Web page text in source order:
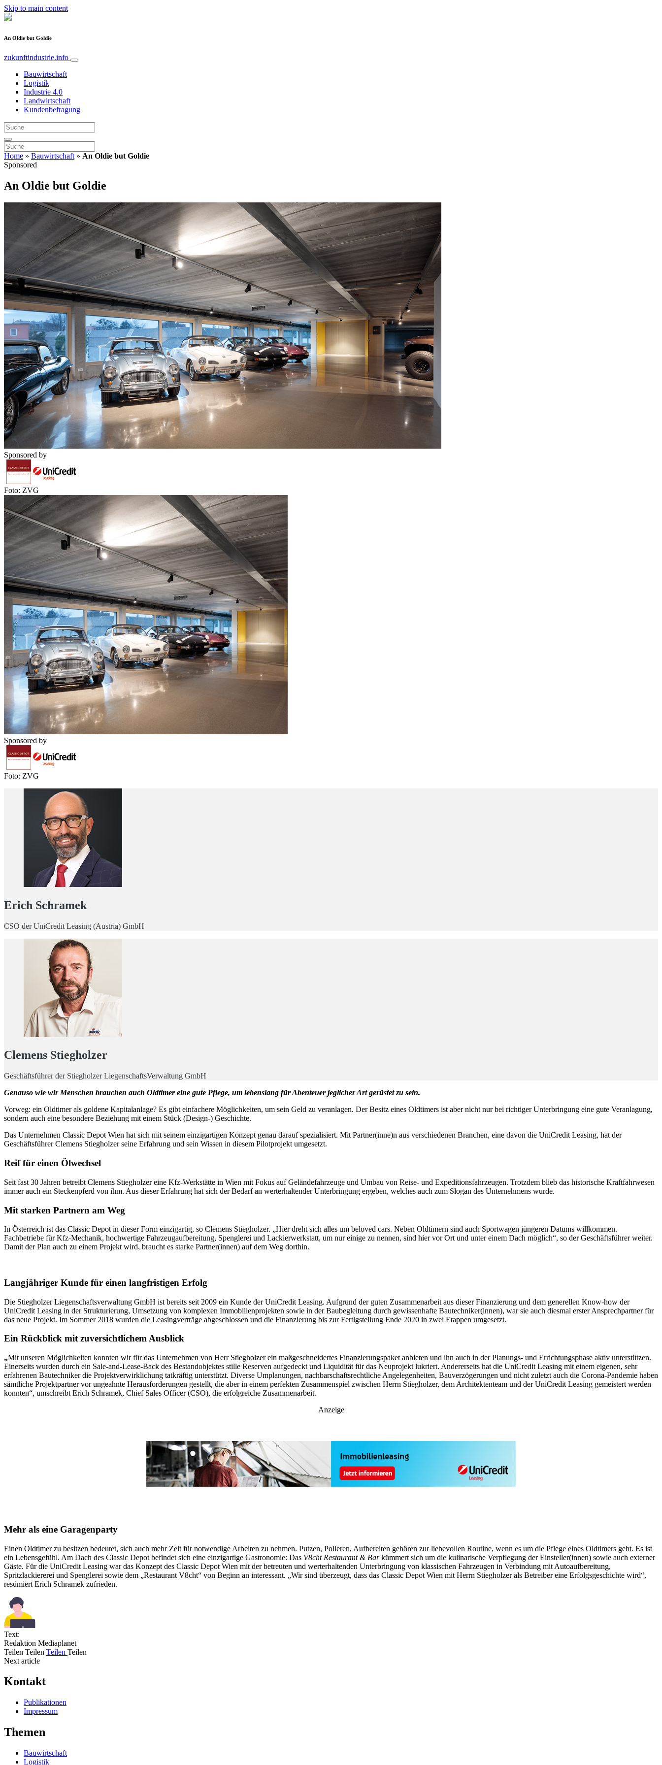
Skip to main content
An Oldie but Goldie
zukunftindustrie.info
Bauwirtschaft
Logistik
Industrie 4.0
Landwirtschaft
Kundenbefragung
Home » Bauwirtschaft » An Oldie but Goldie
Sponsored
An Oldie but Goldie
Sponsored by
Foto: ZVG
Sponsored by
Foto: ZVG
Erich Schramek
CSO der UniCredit Leasing (Austria) GmbH
Clemens Stiegholzer
Geschäftsführer der Stiegholzer LiegenschaftsVerwaltung GmbH
Genauso wie wir Menschen brauchen auch Oldtimer eine gute Pflege, um lebenslang für Abenteuer jeglicher Art gerüstet zu sein.
Vorweg: ein Oldtimer als goldene Kapitalanlage? Es gibt einfachere Möglichkeiten, um sein Geld zu veranlagen. Der Besitz eines Oldtimers ist aber nicht nur bei richtiger Unterbringung eine gute Veranlagung,
sondern auch eine besondere Beziehung mit einem Stück (Design-) Geschichte.
Das Unternehmen Classic Depot Wien hat sich mit seinem einzigartigen Konzept genau darauf spezialisiert. Mit Partner(inne)n aus verschiedenen Branchen, eine davon die UniCredit Leasing, hat der
Geschäftsführer Clemens Stiegholzer seine Erfahrung und sein Wissen in diesem Pilotprojekt umgesetzt.
Reif für einen Ölwechsel
Seit fast 30 Jahren betreibt Clemens Stiegholzer eine Kfz-Werkstätte in Wien mit Fokus auf Geländefahrzeuge und Umbau von Reise- und Expeditionsfahrzeugen. Trotzdem blieb das historische Kraftfahrwesen
immer auch ein Steckenpferd von ihm. Aus dieser Erfahrung hat sich der Bedarf an werterhaltender Unterbringung ergeben, welches auch zum Slogan des Unternehmens wurde.
Mit starken Partnern am Weg
In Österreich ist das Classic Depot in dieser Form einzigartig, so Clemens Stiegholzer. „Hier dreht sich alles um beloved cars. Neben Oldtimern sind auch Sportwagen jüngeren Datums willkommen.
Fachbetriebe für Kfz-Mechanik, hochwertige Fahrzeugaufbereitung, Spenglerei und Lackierwerkstatt, um nur einige zu nennen, sind hier vor Ort und unter einem Dach möglich“, so der Geschäftsführer weiter.
Damit der Plan auch zu einem Projekt wird, braucht es starke Partner(innen) auf dem Weg dorthin.
Langjähriger Kunde für einen langfristigen Erfolg
Die Stiegholzer Liegenschaftsverwaltung GmbH ist bereits seit 2009 ein Kunde der UniCredit Leasing. Aufgrund der guten Zusammenarbeit aus dieser Finanzierung und dem generellen Know-how der
UniCredit Leasing in der Strukturierung, Umsetzung von komplexen Immobilienprojekten sowie in der Baubegleitung durch gewissenhafte Bautechniker(innen), war sie auch diesmal erster Ansprechpartner für
das neue Projekt. Im Sommer 2018 wurden die Leasingverträge abgeschlossen und die Finanzierung bis zur Fertigstellung Ende 2020 in zwei Etappen umgesetzt.
Ein Rückblick mit zuversichtlichem Ausblick
„Mit unseren Möglichkeiten konnten wir für das Unternehmen von Herr Stiegholzer ein maßgeschneidertes Finanzierungspaket anbieten und ihn auch in der Planungs- und Errichtungsphase aktiv unterstützen.
Einerseits wurden durch ein Sale-and-Lease-Back des Bestandobjektes stille Reserven aufgedeckt und Liquidität für das Neuprojekt lukriert. Andererseits hat die UniCredit Leasing mit einem eigenen, sehr
erfahrenen Bautechniker die Projektverwirklichung tatkräftig unterstützt. Diverse Umplanungen, nachbarschaftsrechtliche Angelegenheiten, Bauverzögerungen und nicht zuletzt auch die Corona-Pandemie haben
sämtliche Projektpartner vor ungeahnte Herausforderungen gestellt, die aber in einem perfekten Zusammenspiel zwischen Herrn Stiegholzer, dem Architektenteam und der UniCredit Leasing gemeistert werden
konnten“, umschreibt Erich Schramek, Chief Sales Officer (CSO), die erfolgreiche Zusammenarbeit.
Anzeige
Mehr als eine Garagenparty
Einen Oldtimer zu besitzen bedeutet, sich auch mehr Zeit für notwendige Arbeiten zu nehmen. Putzen, Polieren, Aufbereiten gehören zur liebevollen Routine, wenn es um die Pflege eines Oldtimers geht. Es ist
ein Lebensgefühl. Am Dach des Classic Depot befindet sich eine einzigartige Gastronomie: Das V8cht Restaurant & Barkümmert sich um die kulinarische Verpflegung der Einsteller(innen) sowie auch externer
Gäste. Für die UniCredit Leasing war das Konzept des Classic Depot Wien mit der betreuten und werterhaltenden Unterbringung von klassischen Fahrzeugen in Verbindung mit Autoaufbereitung,
Spritzlackiererei und Spenglerei sowie dem „Restaurant V8cht“ von Beginn an interessant. „Wir sind überzeugt, dass das Classic Depot Wien mit Herrn Stiegholzer als Betreiber eine Erfolgsgeschichte wird“,
resümiert Erich Schramek zufrieden.
Text:
Redaktion Mediaplanet
Teilen Teilen Teilen Teilen
Next article
Kontakt
Publikationen
Impressum
Themen
Bauwirtschaft
Logistik